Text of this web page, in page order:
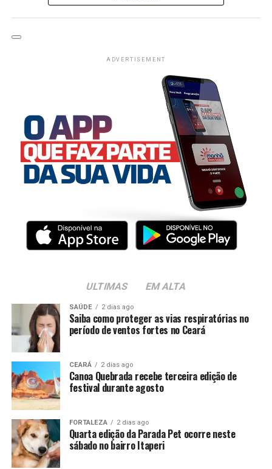
ADVERTISEMENT
ULTIMAS EM ALTA
SAÚDE 2 dias ago
Saiba como proteger as vias respiratórias no
período de ventos fortes no Ceará
CEARÁ 2 dias ago
Canoa Quebrada recebe terceira edição de
festival durante agosto
FORTALEZA 2 dias ago
Quarta edição da Parada Pet ocorre neste
sábado no bairro Itaperi